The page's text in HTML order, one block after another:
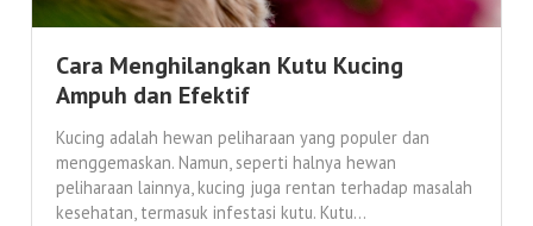
Cara Menghilangkan Kutu Kucing
Ampuh dan Efektif
Kucing adalah hewan peliharaan yang populer dan
menggemaskan. Namun, seperti halnya hewan
peliharaan lainnya, kucing juga rentan terhadap masalah
kesehatan, termasuk infestasi kutu. Kutu...